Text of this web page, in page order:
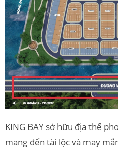
KING BAY sở hữu địa thế
mang đến tài lộc và may